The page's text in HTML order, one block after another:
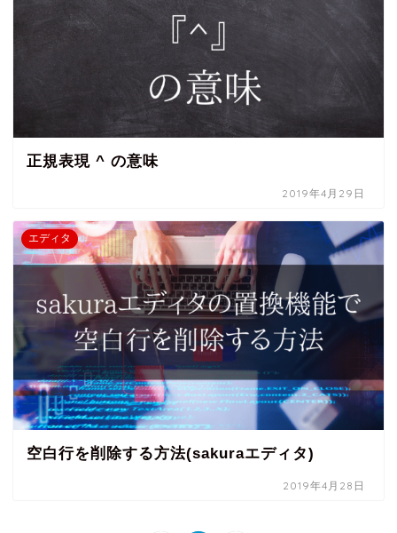
正規表現 ^ の意味
2019年4月29日
エディタ
空白行を削除する方法(sakuraエディタ)
2019年4月28日